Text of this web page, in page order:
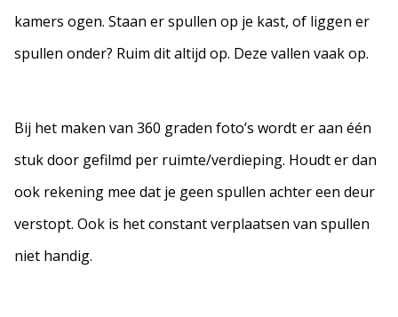
kamers ogen. Staan er spullen op je kast, of liggen er
spullen onder? Ruim dit altijd op. Deze vallen vaak op.
Bij het maken van 360 graden foto’s wordt er aan één
stuk door gefilmd per ruimte/verdieping. Houdt er dan
ook rekening mee dat je geen spullen achter een deur
verstopt. Ook is het constant verplaatsen van spullen
niet handig.